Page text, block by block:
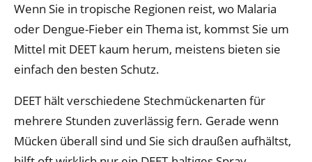
Wenn Sie in tropische Regionen reist, wo Malaria
oder Dengue-Fieber ein Thema ist, kommst Sie um
Mittel mit DEET kaum herum, meistens bieten sie
einfach den besten Schutz.
DEET hält verschiedene Stechmückenarten für
mehrere Stunden zuverlässig fern. Gerade wenn
Mücken überall sind und Sie sich draußen aufhältst,